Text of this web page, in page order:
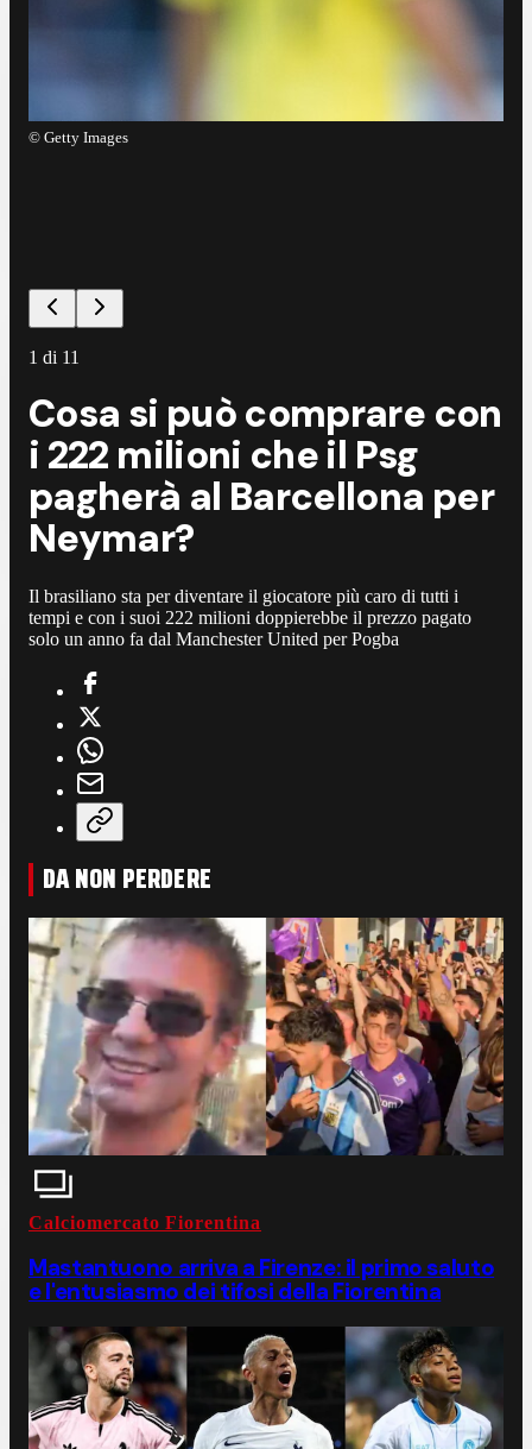
© Getty Images
1 di 11
Cosa si può comprare con
i 222 milioni che il Psg
pagherà al Barcellona per
Neymar?
Il brasiliano sta per diventare il giocatore più caro di tutti i
tempi e con i suoi 222 milioni doppierebbe il prezzo pagato
solo un anno fa dal Manchester United per Pogba
DA NON PERDERE
Calciomercato Fiorentina
Mastantuono arriva a Firenze: il primo saluto
e l'entusiasmo dei tifosi della Fiorentina